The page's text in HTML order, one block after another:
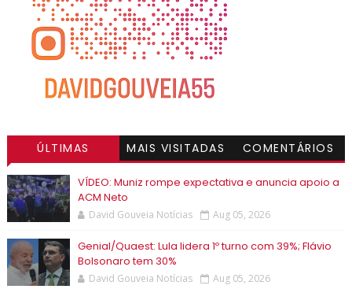
ÚLTIMAS MAIS VISITADAS COMENTÁRIOS
VÍDEO: Muniz rompe expectativa e anuncia apoio a
ACM Neto
David Gouveia Notícias Aug 05, 2026
Genial/Quaest: Lula lidera 1º turno com 39%; Flávio
Bolsonaro tem 30%
David Gouveia Notícias Aug 05, 2026